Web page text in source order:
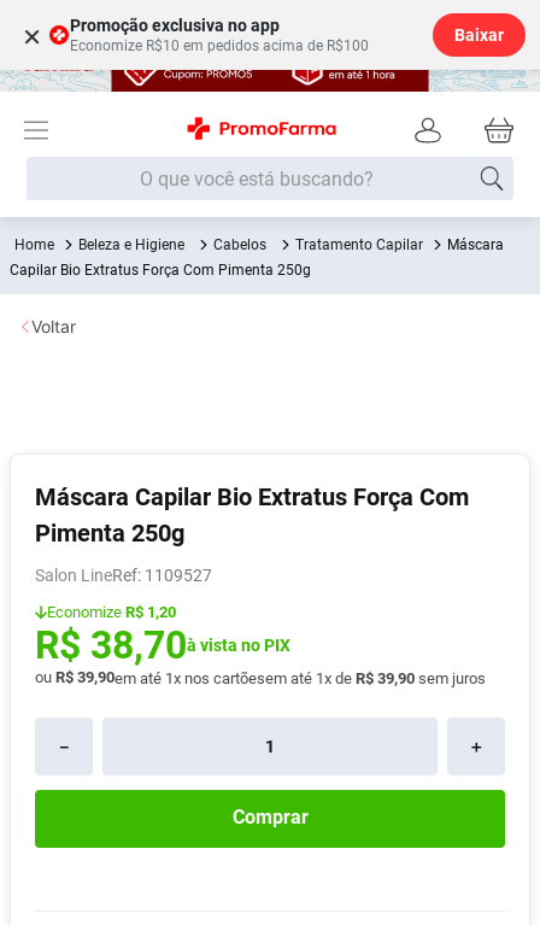
× Promoção exclusiva no app
Economize R$10 em pedidos acima de R$100
Baixar
O que você está buscando?
Beleza e Higiene Cabelos Tratamento Capilar
Máscara
Capilar Bio Extratus Força Com Pimenta 250g
Máscara Capilar Bio Extratus Força Com
Pimenta 250g
Salon Line : 1109527
Economize R$ 1,20
R$ 38,70à vista no PIX
ou R$ 39,90em até 1x nos cartõesem até 1x de R$ 39,90 sem juros
＋
－
Comprar
Voltar
Termos mais buscados
1º Fralda
2
5º Fralda G
6º Desodorante
7º Shampoo
8 º Pampers Confort Sec
9º Vitamina D
10 º Soro Fisiológico